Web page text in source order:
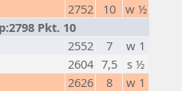
2752 10 w ½
Pkt. 10
2552 7
w 1
2604 7,5
s ½
2626 8
w 1